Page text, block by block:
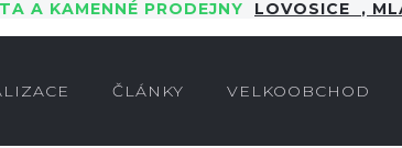
A KAMENNÉ PRODEJNY LOVOSICE ,
ČLÁNKY VELKOOBCHOD